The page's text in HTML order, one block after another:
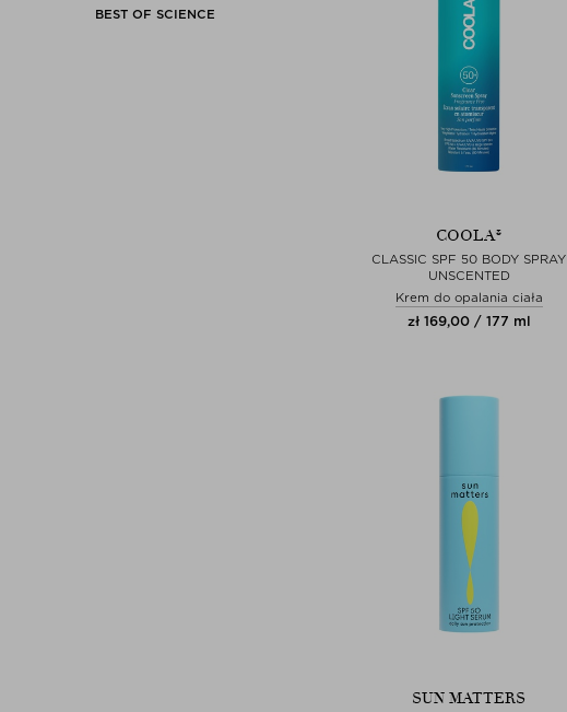
BEST OF SCIENCE
COOLA®
CLASSIC SPF 50 BODY SPRAY
UNSCENTED
Krem do opalania ciała
zł 169,00 / 177 ml
SUN MATTERS